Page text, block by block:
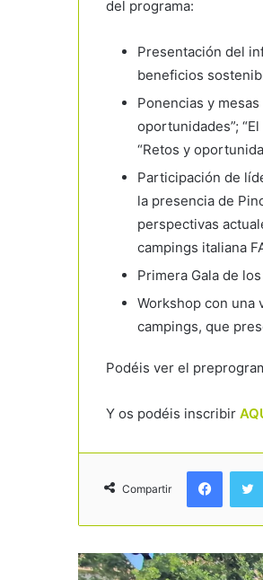
del programa:
Presentación del
beneficios
Ponencias y
oportunidades”;
“Retos y
Participación de
la presencia de
perspectivas
campings italiana
Primera Gala de
Workshop con una
campings, que
Podéis ver el
Y os podéis inscribir
Compartir